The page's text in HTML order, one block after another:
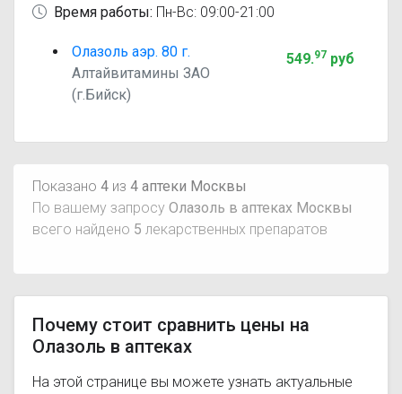
Время работы: Пн-Вс: 09:00-21:00
Олазоль аэр. 80 г.
Алтайвитамины ЗАО
(г.Бийск)
549.97руб
Показано 4 из 4 аптеки Москвы
По вашему запросу Олазоль в аптеках Москвы
всего найдено 5 лекарственных препаратов
Почему стоит сравнить цены на
Олазоль в аптеках
На этой странице вы можете узнать актуальные